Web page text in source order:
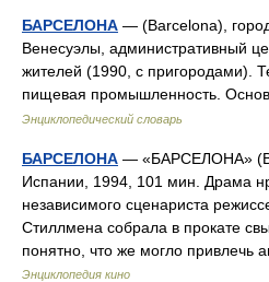
БАРСЕЛОНА — (Barcelona),
Венесуэлы, административный
жителей (1990, с пригородами).
пищевая промышленность.
Энциклопедический словарь
БАРСЕЛОНА — «БАРСЕЛОНА»
Испании, 1994, 101 мин. Драма
независимого сценариста
Стиллмена собрала в прокате
понятно, что же могло
Энциклопедия кино